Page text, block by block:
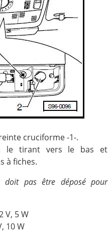
cruciforme -1-.
le tirant vers le bas et
à fiches.
pas être déposé pour
V, 5 W
10 W